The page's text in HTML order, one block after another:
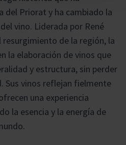
del Priorat y ha cambiado la
vino. Liderada por René
resurgimiento de la región, la
la elaboración de vinos que
y estructura, sin perder
Sus vinos reflejan fielmente
una experiencia
la esencia y la energía de